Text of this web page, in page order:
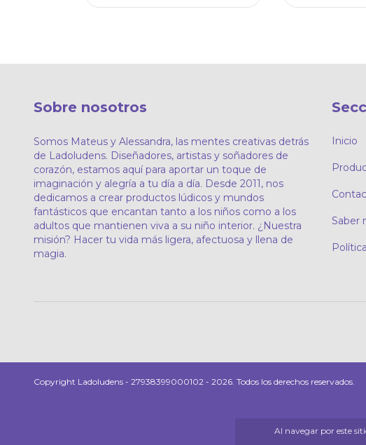
Al navegar por este
Sobre nosotros
Somos Mateus y Alessandra, las mentes creativas detrás
de Ladoludens. Diseñadores, artistas y soñadores de
corazón, estamos aquí para aportar un toque de
imaginación y alegría a tu día a día. Desde 2011, nos
dedicamos a crear productos lúdicos y mundos
fantásticos que encantan tanto a los niños como a los
adultos que mantienen viva a su niño interior. ¿Nuestra
misión? Hacer tu vida más ligera, afectuosa y llena de
magia.
Inicio
Saber
Copyright Ladoludens - 27938399000102 - 2026. Todos los derechos reservados.